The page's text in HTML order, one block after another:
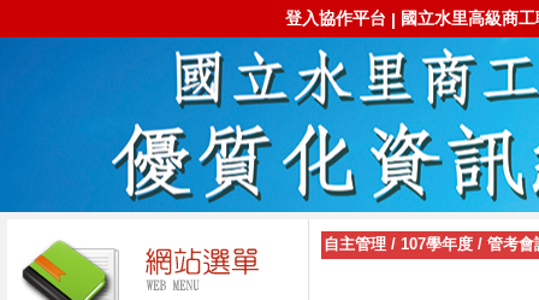
登入協作平台 | 國立水里高級商
自主管理 / 107學年度 / 管考會